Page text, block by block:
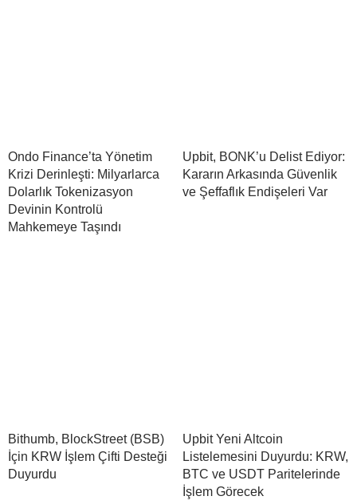
Ondo Finance’ta Yönetim
Krizi Derinleşti: Milyarlarca
Dolarlık Tokenizasyon
Devinin Kontrolü
Mahkemeye Taşındı
Upbit, BONK’u Delist Ediyor:
Kararın Arkasında Güvenlik
ve Şeffaflık Endişeleri Var
Bithumb, BlockStreet (BSB)
İçin KRW İşlem Çifti Desteği
Duyurdu
Upbit Yeni Altcoin
Listelemesini Duyurdu: KRW,
BTC ve USDT Paritelerinde
İşlem Görecek